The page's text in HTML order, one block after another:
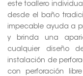
este toallero
desde el baño
impecable ayuda a
y brinda una
cualquier diseño
instalación de
con perforación